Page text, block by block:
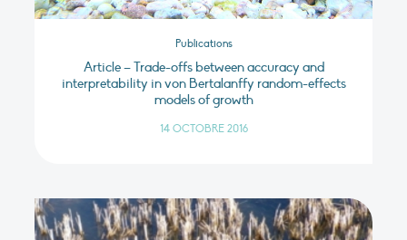
Publications
Article – Trade-offs between accuracy and
interpretability in von Bertalanffy random-effects
models of growth
14 OCTOBRE 2016